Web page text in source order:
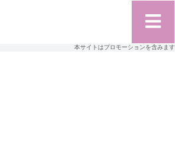
本サイトはプロモーションを含みます